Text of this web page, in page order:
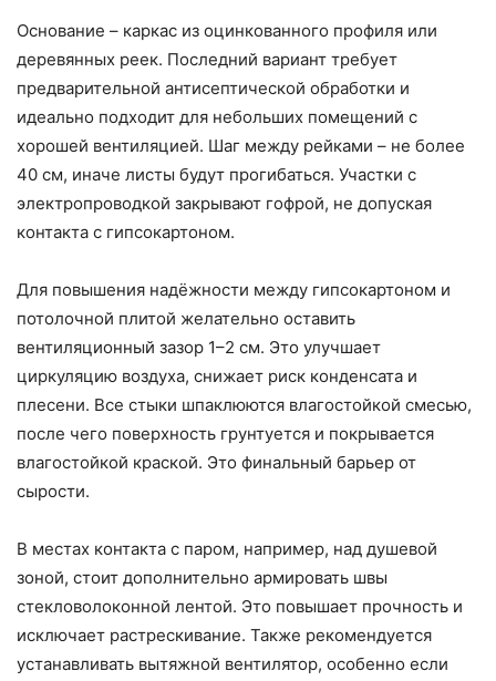
Основание – каркас из оцинкованного профиля или
деревянных реек. Последний вариант требует
предварительной антисептической обработки и
идеально подходит для небольших помещений с
хорошей вентиляцией. Шаг между рейками – не более
40 см, иначе листы будут прогибаться. Участки с
электропроводкой закрывают гофрой, не допуская
контакта с гипсокартоном.
Для повышения надёжности между гипсокартоном и
потолочной плитой желательно оставить
вентиляционный зазор 1–2 см. Это улучшает
циркуляцию воздуха, снижает риск конденсата и
плесени. Все стыки шпаклюются влагостойкой смесью,
после чего поверхность грунтуется и покрывается
влагостойкой краской. Это финальный барьер от
сырости.
В местах контакта с паром, например, над душевой
зоной, стоит дополнительно армировать швы
стекловолоконной лентой. Это повышает прочность и
исключает растрескивание. Также рекомендуется
устанавливать вытяжной вентилятор, особенно если